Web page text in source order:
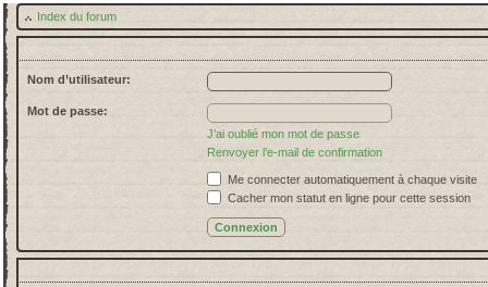
Index du forum
Nom d’utilisateur:
Mot de passe:
J’ai oublié mon mot de passe
Renvoyer l’e-mail de confirmation
Me connecter automatiquement à chaque visite
Cacher mon statut en ligne pour cette session